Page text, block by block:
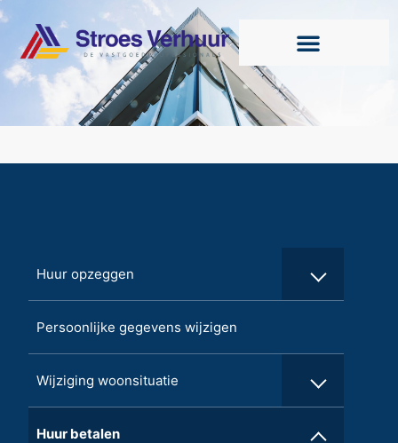
Huur opzeggen
Persoonlijke gegevens wijzigen
Wijziging woonsituatie
Huur betalen